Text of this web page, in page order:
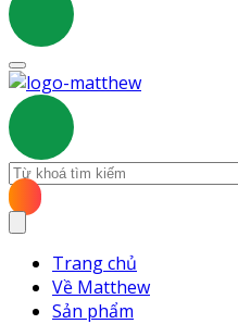
Trang chủ
Về Matthew
Sản phẩm